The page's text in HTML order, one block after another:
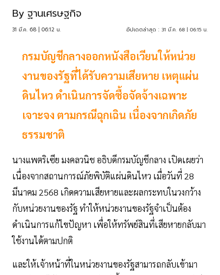
By ฐานเศรษฐกิจ
31 มี.ค. 68 | 06:12 น. อัปเดตล่าสุด : 31 มี.ค. 68 | 06:15 น.
กรมบัญชีกลางออกหนังสือเวียนให้หน่วย
งานของรัฐที่ได้รับความเสียหาย เหตุแผ่น
ดินไหว ดำเนินการจัดซื้อจัดจ้างเฉพาะ
เจาะจง ตามกรณีฉุกเฉิน เนื่องจากเกิดภัย
ธรรมชาติ
นางแพตริเซีย มงคลวนิช อธิบดีกรมบัญชีกลาง เปิดเผยว่า
เนื่องจากสถานการณ์ภัยพิบัติแผ่นดินไหว เมื่อวันที่ 28
มีนาคม 2568 เกิดความเสียหายและผลกระทบในวงกว้าง
กับหน่วยงานของรัฐ ทำให้หน่วยงานของรัฐจำเป็นต้อง
ดำเนินการแก้ไขปัญหา เพื่อให้ทรัพย์สินที่เสียหายกลับมา
ใช้งานได้ตามปกติ
และให้เจ้าหน้าที่ในหน่วยงานของรัฐสามารถกลับเข้ามา